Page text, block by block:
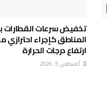
تخفيض سرعات
المناطق كإجراء
ارتفاع درجات الحرارة
أغسطس 5, 2026